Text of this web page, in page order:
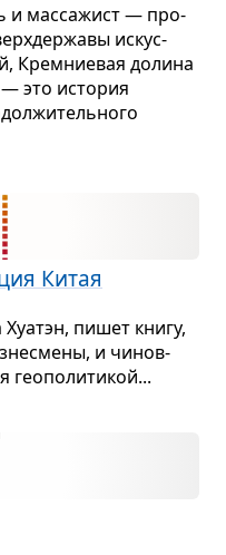
и мас­са­жист — про­
искус­
Крем­ни­е­вая долина
это исто­рия
Китая
пишет книгу,
и чинов­
гео­по­ли­ти­кой...